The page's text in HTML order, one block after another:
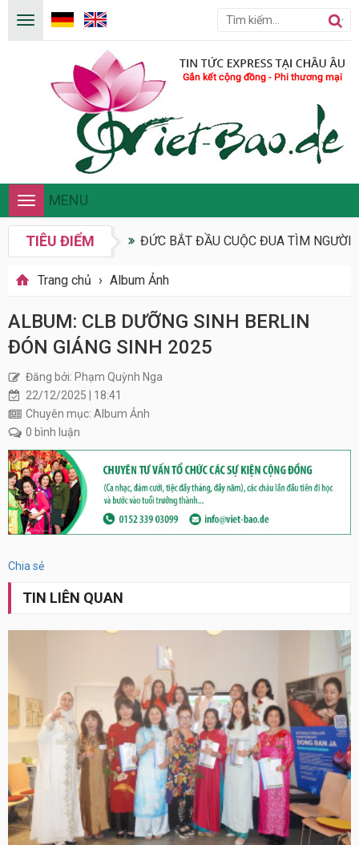
Toggle
navigation
MENU
TIÊU ĐIỂM ĐỨC BẮT ĐẦU CUỘC ĐUA TÌM NGƯỜI
Trang chủ › Album Ảnh
ALBUM: CLB DƯỠNG SINH BERLIN
ĐÓN GIÁNG SINH 2025
Đăng bởi: Phạm Quỳnh Nga
22/12/2025 | 18:41
Chuyên mục: Album Ảnh
0 bình luận
tất
cả
Chia sẻ
TIN LIÊN QUAN